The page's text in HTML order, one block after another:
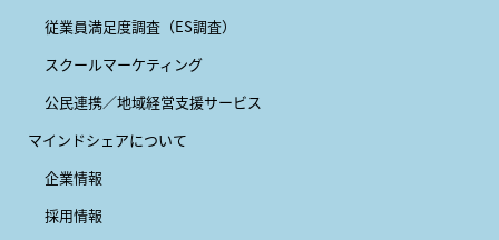
従業員満足度調査（ES調査）
スクールマーケティング
公民連携／地域経営支援サービス
マインドシェアについて
企業情報
採用情報